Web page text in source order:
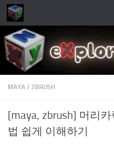
Skip to content
MAYA / ZBRUSH
[maya, zbrush] 머리
법 쉽게 이해하기